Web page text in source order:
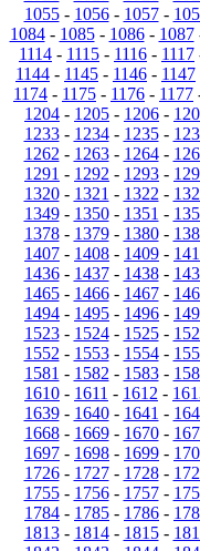
1055- 1056- 1057-
1084- 1085- 1086- 1087
1114 - 1115 - 1116 - 1117
1144 - 1145 - 1146 - 1147
1174 - 1175 - 1176 - 1177
1204 - 1205 - 1206 -
1233- 1234- 1235-
1262 - 1263- 1264-
1291 - 1292 - 1293 -
1320- 1321 - 1322 -
1349- 1350- 1351 -
1378- 1379- 1380-
1407 - 1408 - 1409 -
1436- 1437- 1438-
1465- 1466- 1467-
1494 - 1495 - 1496 -
1523- 1524- 1525-
1552 - 1553- 1554-
1581 - 1582 - 1583-
1610 - 1611 - 1612 -
1639- 1640- 1641 -
1668- 1669- 1670-
1697 - 1698 - 1699 -
1726- 1727- 1728-
1755- 1756- 1757-
1784 - 1785 - 1786 -
1813- 1814- 1815-